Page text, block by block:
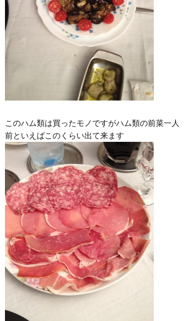
このハム類は買ったモノですがハム類の前菜一人
前といえばこのくらい出て来ます